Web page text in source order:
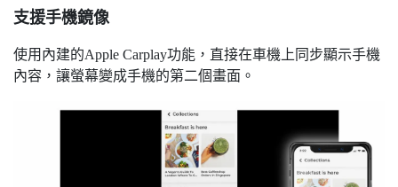
支援手機鏡像
使用內建的Apple Carplay功能，直接在車機上同步顯示手機
內容，讓螢幕變成手機的第二個畫面。